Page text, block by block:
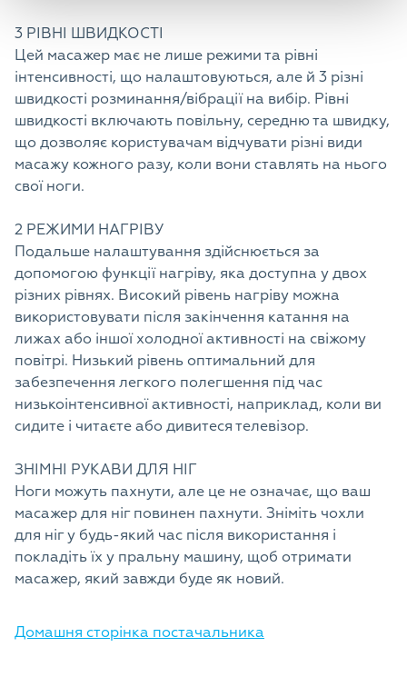
3 РІВНІ ШВИДКОСТІ
Цей масажер має не лише режими та рівні
інтенсивності, що налаштовуються, але й 3 різні
швидкості розминання/вібрації на вибір. Рівні
швидкості включають повільну, середню та швидку,
що дозволяє користувачам відчувати різні види
масажу кожного разу, коли вони ставлять на нього
свої ноги.
2 РЕЖИМИ НАГРІВУ
Подальше налаштування здійснюється за
допомогою функції нагріву, яка доступна у двох
різних рівнях. Високий рівень нагріву можна
використовувати після закінчення катання на
лижах або іншої холодної активності на свіжому
повітрі. Низький рівень оптимальний для
забезпечення легкого полегшення під час
низькоінтенсивної активності, наприклад, коли ви
сидите і читаєте або дивитеся телевізор.
ЗНІМНІ РУКАВИ ДЛЯ НІГ
Ноги можуть пахнути, але це не означає, що ваш
масажер для ніг повинен пахнути. Зніміть чохли
для ніг у будь-який час після використання і
покладіть їх у пральну машину, щоб отримати
масажер, який завжди буде як новий.
Домашня сторінка постачальника